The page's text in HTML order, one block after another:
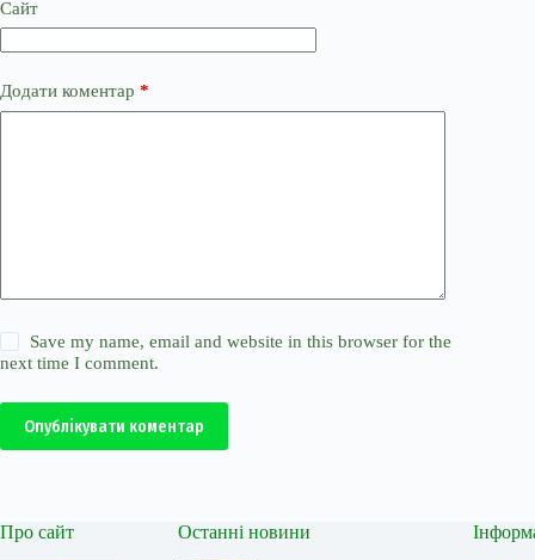
Сайт
Додати коментар *
Save my name, email and website in this browser for the
next time I comment.
Опублікувати коментар
Про сайт Останні новини